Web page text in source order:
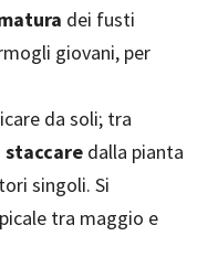
dei fusti
giovani, per
da soli; tra
staccare dalla pianta
singoli. Si
tra maggio e